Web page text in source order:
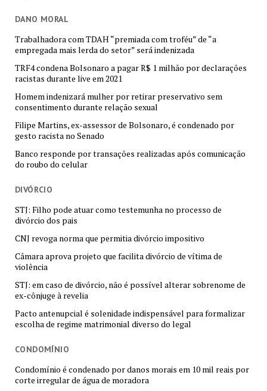
DANO MORAL
Trabalhadora com TDAH “premiada com troféu” de “a
empregada mais lerda do setor” será indenizada
TRF4 condena Bolsonaro a pagar R$ 1 milhão por declarações
racistas durante live em 2021
Homem indenizará mulher por retirar preservativo sem
consentimento durante relação sexual
Filipe Martins, ex-assessor de Bolsonaro, é condenado por
gesto racista no Senado
Banco responde por transações realizadas após comunicação
do roubo do celular
DIVÓRCIO
STJ: Filho pode atuar como testemunha no processo de
divórcio dos pais
CNJ revoga norma que permitia divórcio impositivo
Câmara aprova projeto que facilita divórcio de vítima de
violência
STJ: em caso de divórcio, não é possível alterar sobrenome de
ex-cônjuge à revelia
Pacto antenupcial é solenidade indispensável para formalizar
escolha de regime matrimonial diverso do legal
CONDOMÍNIO
Condomínio é condenado por danos morais em 10 mil reais por
corte irregular de água de moradora